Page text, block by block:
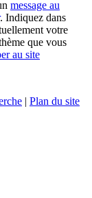
message au
. Indiquez dans
votre
que vous
au site
| Plan du site